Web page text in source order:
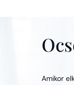
Amikor